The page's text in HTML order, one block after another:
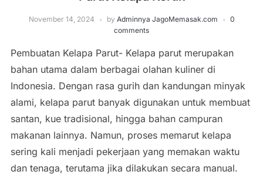
November 14, 2024 by Adminnya JagoMemasak.com
0
comments
Pembuatan Kelapa Parut- Kelapa parut merupakan
bahan utama dalam berbagai olahan kuliner di
Indonesia. Dengan rasa gurih dan kandungan minyak
alami, kelapa parut banyak digunakan untuk membuat
santan, kue tradisional, hingga bahan campuran
makanan lainnya. Namun, proses memarut kelapa
sering kali menjadi pekerjaan yang memakan waktu
dan tenaga, terutama jika dilakukan secara manual.